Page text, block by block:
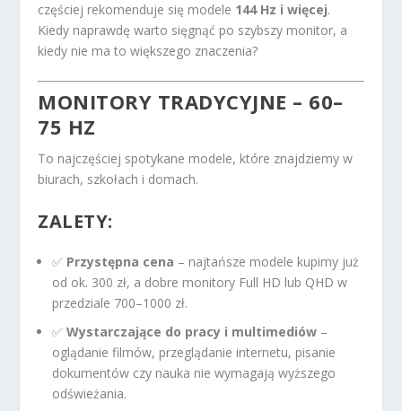
częściej rekomenduje się modele 144 Hz i więcej.
Kiedy naprawdę warto sięgnąć po szybszy monitor, a
kiedy nie ma to większego znaczenia?
MONITORY TRADYCYJNE – 60–
75 HZ
To najczęściej spotykane modele, które znajdziemy w
biurach, szkołach i domach.
ZALETY:
✅ Przystępna cena – najtańsze modele kupimy już
od ok. 300 zł, a dobre monitory Full HD lub QHD w
przedziale 700–1000 zł.
✅Wystarczające do pracy i multimediów –
oglądanie filmów, przeglądanie internetu, pisanie
dokumentów czy nauka nie wymagają wyższego
odświeżania.